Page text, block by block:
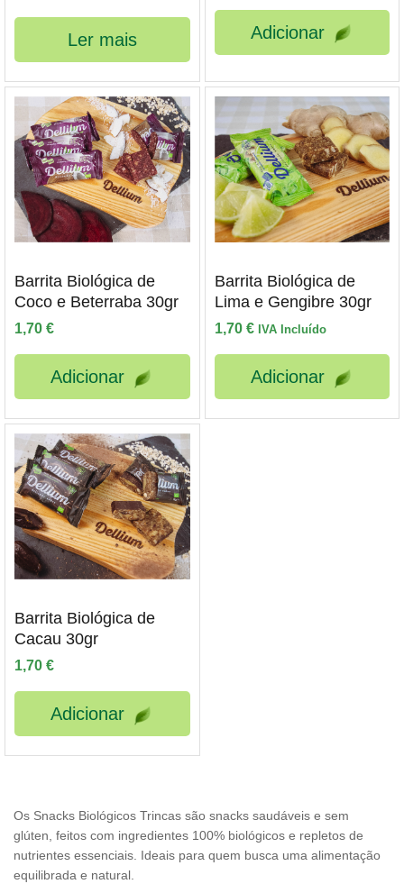
Ler mais Adicionar
Barrita Biológica de
Coco e Beterraba 30gr
1,70 €
Adicionar
Barrita Biológica de
Lima e Gengibre 30gr
1,70 € IVA Incluído
Adicionar
Barrita Biológica de
Cacau 30gr
1,70 €
Adicionar
Os Snacks Biológicos Trincas são snacks saudáveis e sem
glúten, feitos com ingredientes 100% biológicos e repletos de
nutrientes essenciais. Ideais para quem busca uma alimentação
equilibrada e natural.